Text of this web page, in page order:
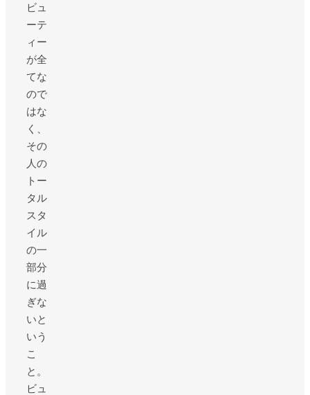
ビュ
ーテ
ィー
が全
てな
ので
はな
く、
その
人の
トー
タル
スタ
イル
の一
部分
に過
ぎな
いと
いう
こ
と。
ビュ